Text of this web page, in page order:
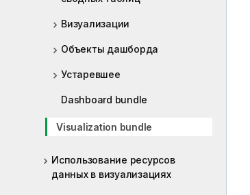
Визуализации
Объекты дашборда
Устаревшее
Dashboard bundle
Visualization bundle
Использование ресурсов
данных в визуализациях